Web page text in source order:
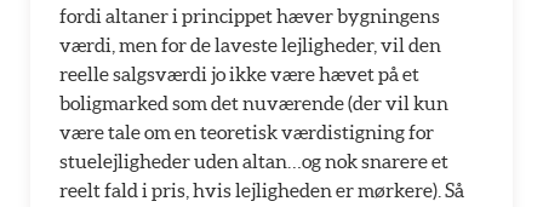
fordi altaner i princippet hæver bygningens
værdi, men for de laveste lejligheder, vil den
reelle salgsværdi jo ikke være hævet på et
boligmarked som det nuværende (der vil kun
være tale om en teoretisk værdistigning for
stuelejligheder uden altan…og nok snarere et
reelt fald i pris, hvis lejligheden er mørkere). Så